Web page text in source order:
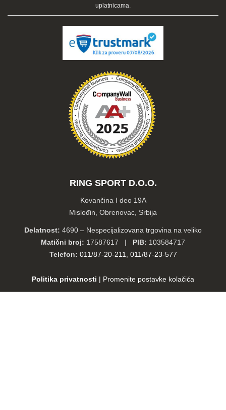
uplatnicama.
RING SPORT D.O.O.
Kovančina I deo 19A
Mislođin, Obrenovac, Srbija
Delatnost: 4690 – Nespecijalizovana trgovina na veliko
Matični broj: 17587617 | PIB: 103584717
Telefon: 011/87-20-211 011/87-23-577
Politika privatnosti | Promenite postavke kolačića